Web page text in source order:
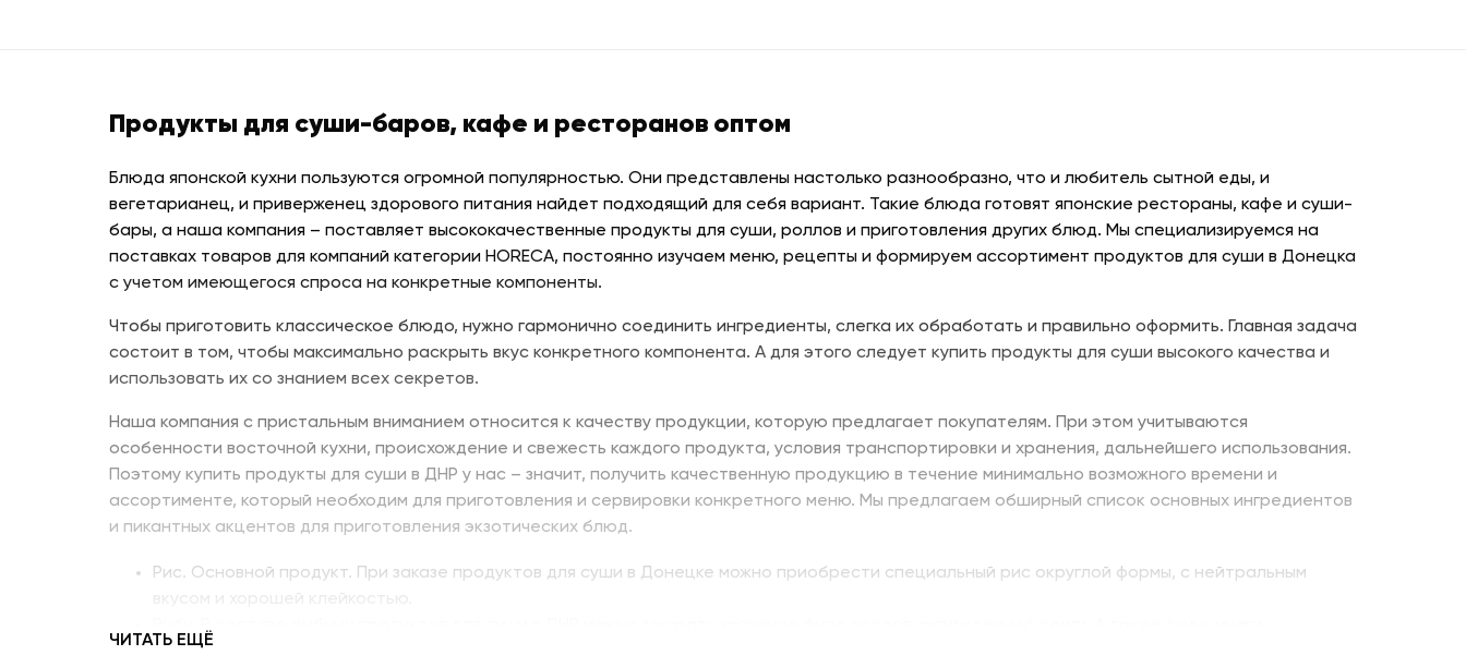
Продукты для суши-баров, кафе и ресторанов оптом
Блюда японской кухни пользуются огромной популярностью. Они представлены настолько разнообразно, что и любитель сытной еды, и
вегетарианец, и приверженец здорового питания найдет подходящий для себя вариант. Такие блюда готовят японские рестораны, кафе и суши-
бары, а наша компания – поставляет высококачественные продукты для суши, роллов и приготовления других блюд. Мы специализируемся на
поставках товаров для компаний категории HORECA, постоянно изучаем меню, рецепты и формируем ассортимент продуктов для суши в Донецка
с учетом имеющегося спроса на конкретные компоненты.
Чтобы приготовить классическое блюдо, нужно гармонично соединить ингредиенты, слегка их обработать и правильно оформить. Главная задача
состоит в том, чтобы максимально раскрыть вкус конкретного компонента. А для этого следует купить продукты для суши высокого качества и
использовать их со знанием всех секретов.
Наша компания с пристальным вниманием относится к качеству продукции, которую предлагает покупателям. При этом учитываются
особенности восточной кухни, происхождение и свежесть каждого продукта, условия транспортировки и хранения, дальнейшего использования.
Поэтому купить продукты для суши в ДНР у нас – значит, получить качественную продукцию в течение минимально возможного времени и
ассортименте, который необходим для приготовления и сервировки конкретного меню. Мы предлагаем обширный список основных ингредиентов
и пикантных акцентов для приготовления экзотических блюд.
Рис. Основной продукт. При заказе продуктов для суши в Донецке можно приобрести специальный рис округлой формы, с нейтральным
Рыбу. В составе рыбных продуктов для суши в ДНР можно заказать копченое филе лосося, охлажденную семгу. А также окунь унаги,
ЧИТАТЬ ЕЩЁ